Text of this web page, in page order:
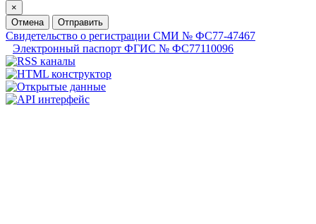
×
Отмена
Отправить
Свидетельство о регистрации СМИ № ФС77-47467
Электронный паспорт ФГИС № ФС77110096